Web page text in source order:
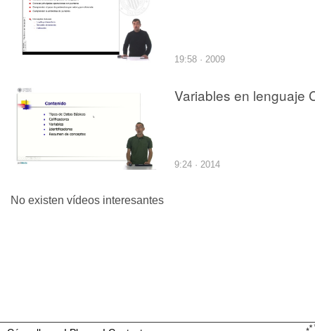
19:58 · 2009
Variables en lenguaje
9:24 · 2014
No existen vídeos interesantes